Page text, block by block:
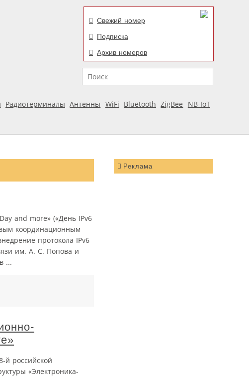
Свежий номер
Подписка
Архив номеров
Поиск
Радиотерминалы Антенны WiFi Bluetooth ZigBee
NB-IoT
Реклама
and more» («День IPv6
координационным
протокола IPv6
им. А. С. Попова и
...
й российской
«Электроника-